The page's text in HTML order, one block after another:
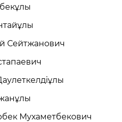
Сейтжанович
Мухаметбекович